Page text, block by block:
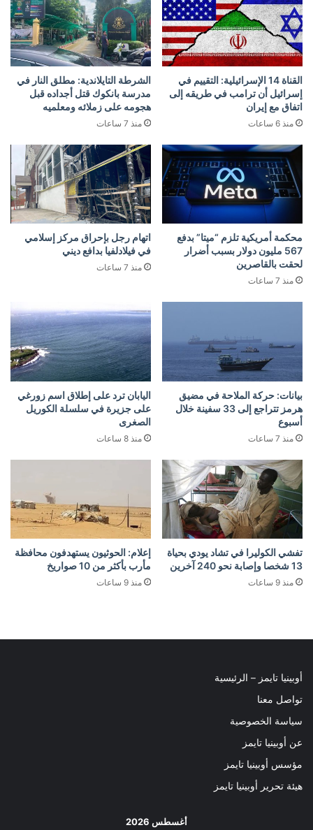
القناة 14 الإسرائيلية: التقييم في
إسرائيل أن ترامب في طريقه إلى
اتفاق مع إيران
منذ 6 ساعات
الشرطة التايلاندية: مطلق النار في
مدرسة بانكوك قتل أجداده قبل
هجومه على زملائه ومعلميه
منذ 7 ساعات
محكمة أمريكية تلزم “ميتا” بدفع
567 مليون دولار بسبب أضرار
لحقت بالقاصرين
منذ 7 ساعات
اتهام رجل بإحراق مركز إسلامي
في فيلادلفيا بدافع ديني
منذ 7 ساعات
بيانات: حركة الملاحة في مضيق
هرمز تتراجع إلى 33 سفينة خلال
أسبوع
منذ 7 ساعات
اليابان ترد على إطلاق اسم زورغي
على جزيرة في سلسلة الكوريل
الصغرى
منذ 8 ساعات
تفشي الكوليرا في تشاد يودي بحياة
13 شخصا وإصابة نحو 240 آخرين
منذ 9 ساعات
إعلام: الحوثيون يستهدفون محافظة
مأرب بأكثر من 10 صواريخ
منذ 9 ساعات
أوبينيا تايمز – الرئيسية
تواصل معنا
سياسة الخصوصية
عن أوبينيا تايمز
مؤسس أوبينيا تايمز
هيئة تحرير أوبينيا تايمز
أغسطس 2026